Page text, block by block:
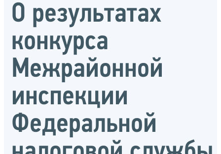
О результатах
конкурса
Межрайонной
инспекции
Федеральной